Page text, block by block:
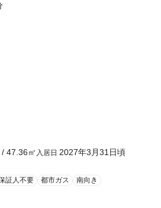
/ 47.36㎡ 入居日 2027年3月31日頃
証人不要 都市ガス 南向き